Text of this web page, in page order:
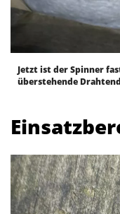
Jetzt ist der Spinner
überstehende